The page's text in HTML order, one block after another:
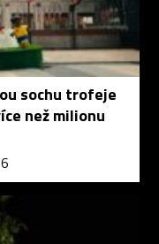
sochu trofeje
než milionu